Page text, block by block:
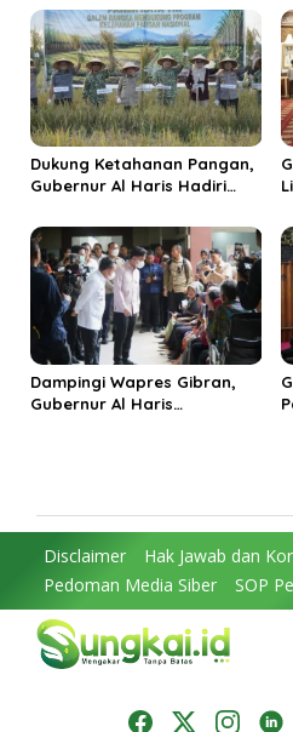
Ekonomi Rakyat
Dukung Ketahanan Pangan,
Gubernur Al Haris Hadiri
Kabupaten Tanjungjabung
Timur
Dampingi Wapres Gibran,
Gubernur Al Haris
Disclaimer Hak Jawab dan
Pedoman Media Siber
SOP